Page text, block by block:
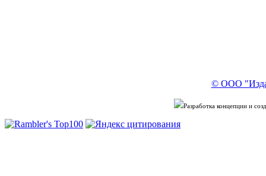
© ООО
Разработка концепции и